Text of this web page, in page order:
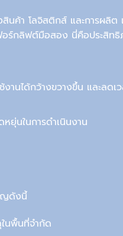
นค้า โลจิสติกส์ และการผลิต
อร์กลิฟต์มือสอง นี่คือประสิทธิ
นได้กว้างขวางขึ้น และลดเว
ยุ่นในการดำเนินงาน
ญดังนี้
นพื้นที่จำกัด